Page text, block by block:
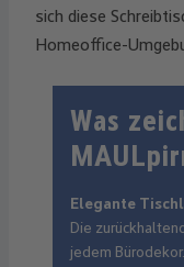
sich diese
Homeoffice-
Was
Elegante
Die
jedem Bürodekor.